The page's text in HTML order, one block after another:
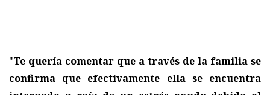
"Te quería comentar que a través de la familia se
confirma que efectivamente ella se encuentra